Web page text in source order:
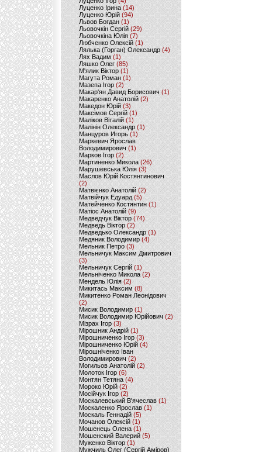
Луценко Ірина (14)
Луценко Юрій (94)
Львов Богдан (1)
Льовочкін Сергій (29)
Льовочкіна Юлія(7)
Любченко Олексій(1)
Лялька (Горган) Олександр(4)
Лях Вадим (1)
Ляшко Олег (85)
М'ялик Віктор(1)
Магута Роман(1)
Мазепа Ігор (2)
Макар'ян Давид Борисович(1)
Макаренко Анатолій (2)
Македон Юрій(3)
Максімов Сергій (1)
Маліков Віталій (1)
Малінін Олександр (1)
Манцуров Игорь (1)
Маркевич Ярослав
Володимирович (1)
Марков Ігор (2)
Мартиненко Микола (26)
Марушевська Юлія (3)
Маслов Юрій Костянтинович
(2)
Матвієнко Анатолій (2)
Матвійчук Едуард(5)
Матейченко Костянтин (1)
Матіос Анатолій (9)
Медведчук Віктор(74)
Медведь Віктор (2)
Медведько Олександр (1)
Медяник Володимир(4)
Мельник Петро (3)
Мельничук Максим Дмитрович
(3)
Мельничук Сергій (1)
Мельніченко Микола (2)
Мендель Юлія (2)
Микитась Максим (8)
Микитенко Роман Леонідович
(2)
Мисик Володимир (1)
Мисик Володимир Юрійович(2)
Мізрах Ігор(3)
Мірошник Андрій(1)
Мірошниченко Ігор (3)
Мірошниченко Юрій(4)
Мірошніченко Іван
Володимирович (2)
Могильов Анатолій (2)
Молоток Ігор (6)
Монтян Тетяна (4)
Мороко Юрій(2)
Мосійчук Ігор (2)
Москалевський В'ячеслав (1)
Москаленко Ярослав (1)
Москаль Геннадій (5)
Мочанов Олексій(1)
Мошенець Олена(1)
Мошенский Валерий (5)
Муженко Віктор (1)
Мужчиль Олег (Сергій Аміров)